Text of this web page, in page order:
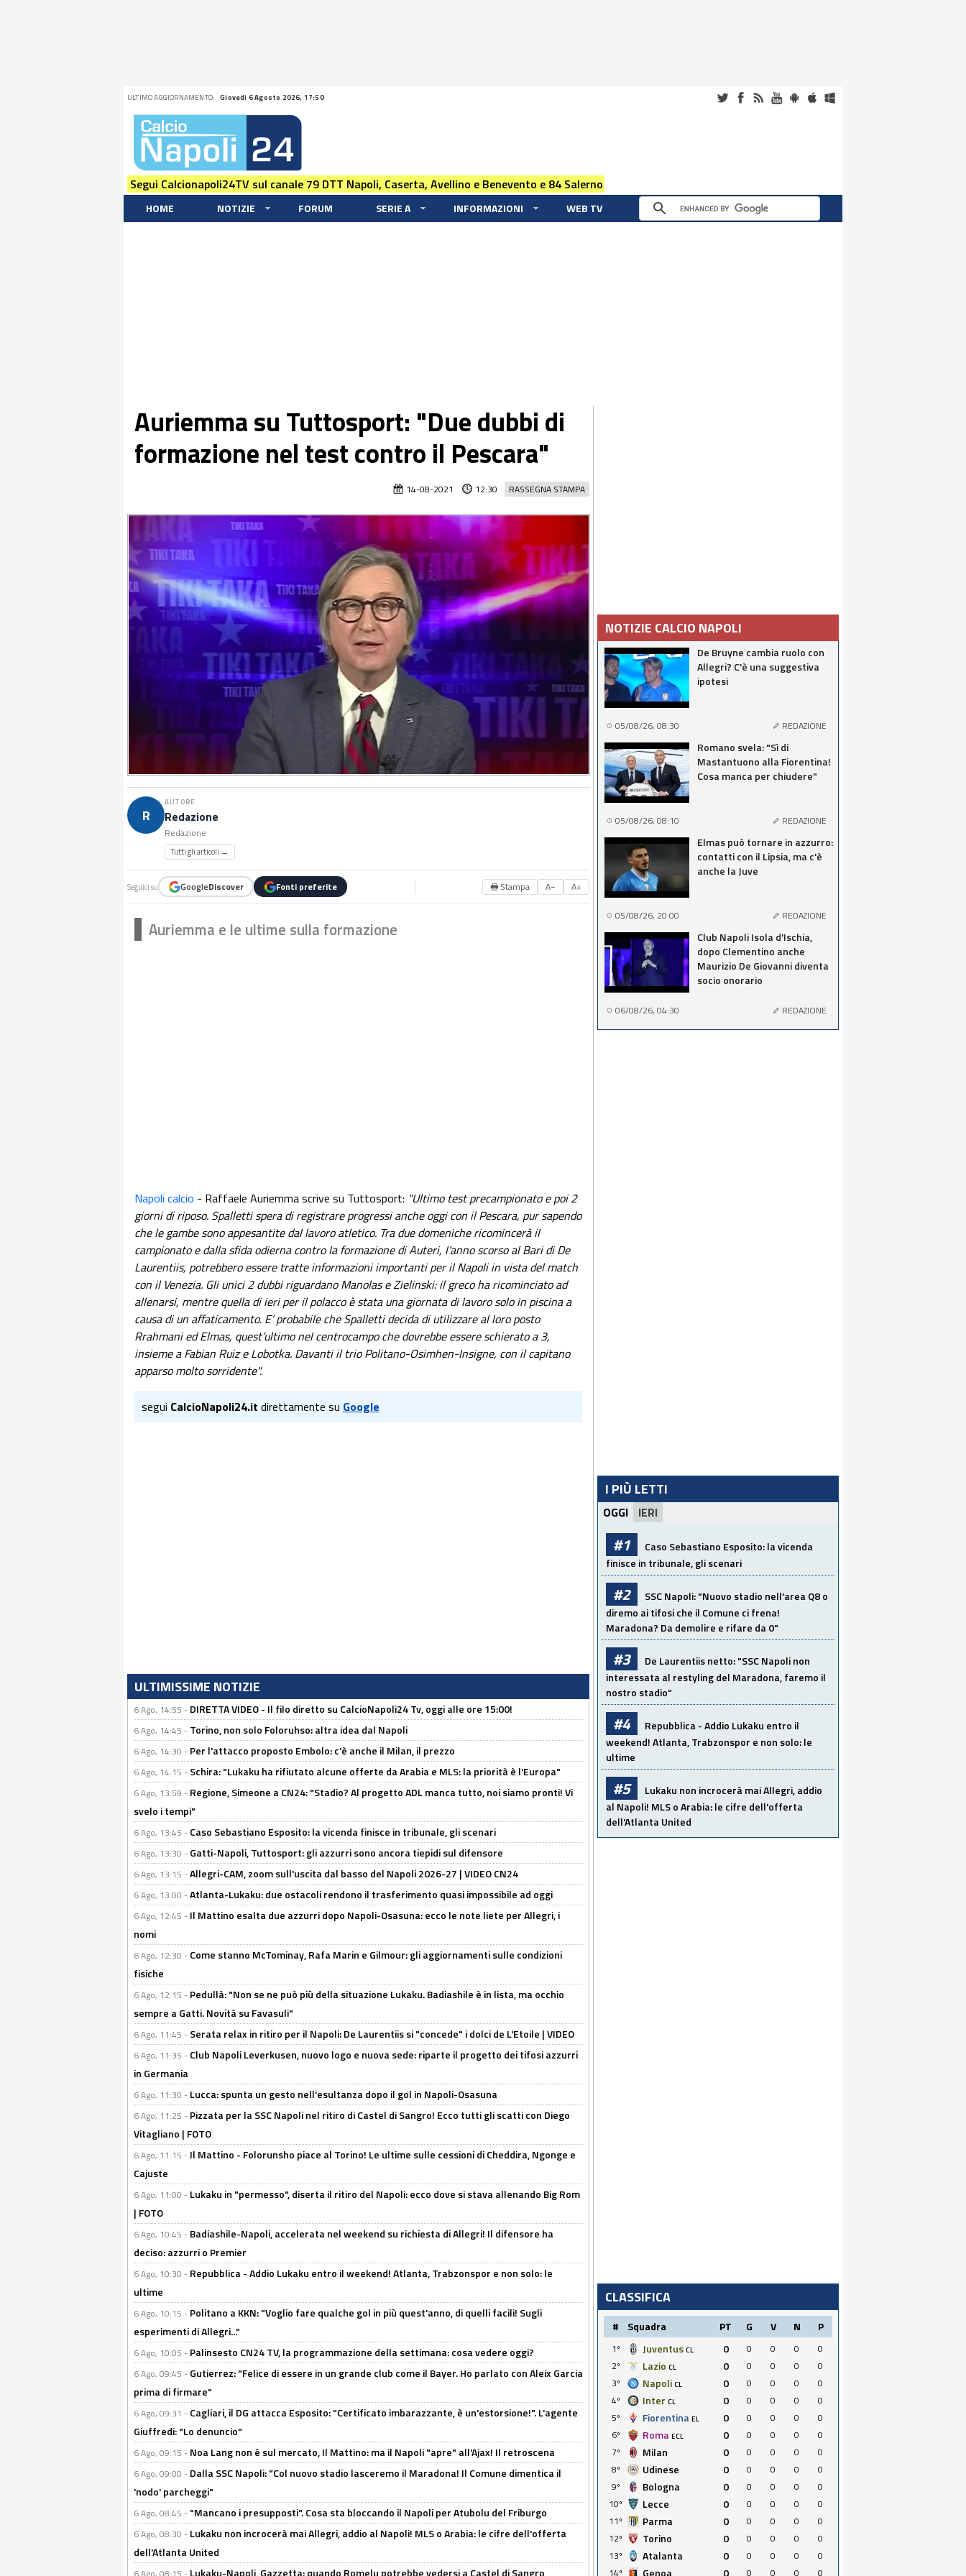
ULTIMO AGGIORNAMENTO: Giovedi 6 Agosto 2026, 17:50
Segui Calcionapoli24TV sul canale 79 DTT Napoli, Caserta, Avellino e Benevento e 84 Salerno
HOME NOTIZIE FORUM SERIE A INFORMAZIONI WEB TV
Auriemma su Tuttosport: "Due dubbi di
formazione nel test contro il Pescara"
RASSEGNA STAMPA
14-08-2021 12:30
R
AUTORE
Redazione
Redazione
Tutti gli articoli →
Seguici su GoogleDiscover Fonti preferite 🖶 Stampa A− A+
Auriemma e le ultime sulla formazione
Napoli calcio - Raffaele Auriemma scrive su Tuttosport: "Ultimo test precampionato e poi 2
giorni di riposo. Spalletti spera di registrare progressi anche oggi con il Pescara, pur sapendo
che le gambe sono appesantite dal lavoro atletico. Tra due domeniche ricomincerà il
campionato e dalla sfida odierna contro la formazione di Auteri, l’anno scorso al Bari di De
Laurentiis, potrebbero essere tratte informazioni importanti per il Napoli in vista del match
con il Venezia. Gli unici 2 dubbi riguardano Manolas e Zielinski: il greco ha ricominciato ad
allenarsi, mentre quella di ieri per il polacco è stata una giornata di lavoro solo in piscina a
causa di un affaticamento. E’ probabile che Spalletti decida di utilizzare al loro posto
Rrahmani ed Elmas, quest’ultimo nel centrocampo che dovrebbe essere schierato a 3,
insieme a Fabian Ruiz e Lobotka. Davanti il trio Politano-Osimhen-Insigne, con il capitano
apparso molto sorridente".
segui CalcioNapoli24.it direttamente su Google
ULTIMISSIME NOTIZIE
6 Ago, 14:55 - DIRETTA VIDEO - Il filo diretto su CalcioNapoli24 Tv, oggi alle ore 15:00!
6 Ago, 14:45 - Torino, non solo Foloruhso: altra idea dal Napoli
6 Ago, 14:30 - Per l'attacco proposto Embolo: c'è anche il Milan, il prezzo
6 Ago, 14:15 - Schira: "Lukaku ha rifiutato alcune offerte da Arabia e MLS: la priorità è l'Europa"
6 Ago, 13:59 - Regione, Simeone a CN24: "Stadio? Al progetto ADL manca tutto, noi siamo pronti! Vi
svelo i tempi"
6 Ago, 13:45 - Caso Sebastiano Esposito: la vicenda finisce in tribunale, gli scenari
6 Ago, 13:30 - Gatti-Napoli, Tuttosport: gli azzurri sono ancora tiepidi sul difensore
6 Ago, 13:15 -Allegri-CAM, zoom sull'uscita dal basso del Napoli 2026-27 | VIDEO CN24
6 Ago, 13:00 -Atlanta-Lukaku: due ostacoli rendono il trasferimento quasi impossibile ad oggi
6 Ago, 12:45 - Il Mattino esalta due azzurri dopo Napoli-Osasuna: ecco le note liete per Allegri, i
nomi
6 Ago, 12:30 - Come stanno McTominay, Rafa Marin e Gilmour: gli aggiornamenti sulle condizioni
fisiche
6 Ago, 12:15 - Pedullà: "Non se ne può più della situazione Lukaku. Badiashile è in lista, ma occhio
sempre a Gatti. Novità su Favasuli"
6 Ago, 11:45 - Serata relax in ritiro per il Napoli: De Laurentiis si "concede" i dolci de L'Etoile | VIDEO
6 Ago, 11:35 - Club Napoli Leverkusen, nuovo logo e nuova sede: riparte il progetto dei tifosi azzurri
in Germania
6 Ago, 11:30 - Lucca: spunta un gesto nell'esultanza dopo il gol in Napoli-Osasuna
6 Ago, 11:25 - Pizzata per la SSC Napoli nel ritiro di Castel di Sangro! Ecco tutti gli scatti con Diego
Vitagliano | FOTO
6 Ago, 11:15 - Il Mattino - Folorunsho piace al Torino! Le ultime sulle cessioni di Cheddira, Ngonge e
Cajuste
6 Ago, 11:00 - Lukaku in "permesso", diserta il ritiro del Napoli: ecco dove si stava allenando Big Rom
| FOTO
6 Ago, 10:45 - Badiashile-Napoli, accelerata nel weekend su richiesta di Allegri! Il difensore ha
deciso: azzurri o Premier
6 Ago, 10:30 - Repubblica - Addio Lukaku entro il weekend! Atlanta, Trabzonspor e non solo: le
ultime
6 Ago, 10:15 - Politano a KKN: "Voglio fare qualche gol in più quest'anno, di quelli facili! Sugli
esperimenti di Allegri..."
6 Ago, 10:05 - Palinsesto CN24 TV, la programmazione della settimana: cosa vedere oggi?
6 Ago, 09:45 - Gutierrez: "Felice di essere in un grande club come il Bayer. Ho parlato con Aleix Garcia
prima di firmare"
6 Ago, 09:31 - Cagliari, il DG attacca Esposito: "Certificato imbarazzante, è un'estorsione!". L'agente
Giuffredi: "Lo denuncio"
6 Ago, 09:15 - Noa Lang non è sul mercato, Il Mattino: ma il Napoli "apre" all'Ajax! Il retroscena
6 Ago, 09:00 - Dalla SSC Napoli: "Col nuovo stadio lasceremo il Maradona! Il Comune dimentica il
'nodo' parcheggi"
6 Ago, 08:45 - "Mancano i presupposti". Cosa sta bloccando il Napoli per Atubolu del Friburgo
6 Ago, 08:30 - Lukaku non incrocerà mai Allegri, addio al Napoli! MLS o Arabia: le cifre dell'offerta
dell'Atlanta United
Lukaku-Napoli, Gazzetta: quando Romelu potrebbe vedersi a Castel di Sangro
NOTIZIE CALCIO NAPOLI
De Bruyne cambia ruolo con
Allegri? C'è una suggestiva
ipotesi
05/08/26, 08:30 REDAZIONE
Romano svela: "Sì di
Mastantuono alla Fiorentina!
Cosa manca per chiudere"
05/08/26, 08:10 REDAZIONE
Elmas può tornare in azzurro:
contatti con il Lipsia, ma c'è
anche la Juve
05/08/26, 20:00 REDAZIONE
Club Napoli Isola d'Ischia,
dopo Clementino anche
Maurizio De Giovanni diventa
socio onorario
06/08/26, 04:30 REDAZIONE
I PIÙ LETTI
OGGI IERI
#1
Caso Sebastiano Esposito: la vicenda
finisce in tribunale, gli scenari
#2
SSC Napoli: "Nuovo stadio nell'area Q8 o
diremo ai tifosi che il Comune ci frena!
Maradona? Da demolire e rifare da 0"
#3
De Laurentiis netto: "SSC Napoli non
interessata al restyling del Maradona, faremo il
nostro stadio"
#4
Repubblica - Addio Lukaku entro il
weekend! Atlanta, Trabzonspor e non solo: le
ultime
#5
Lukaku non incrocerà mai Allegri, addio
al Napoli! MLS o Arabia: le cifre dell'offerta
dell'Atlanta United
CLASSIFICA
# Squadra PT G V N P
1º Juventus CL 0 0 0 0
0
2º
Lazio CL 0 0 0 0
0
3º
Napoli CL 0 0 0 0
0
4º
Inter CL 0 0 0 0
0
5º
Fiorentina EL 0 0 0 0
0
6º
Roma ECL 0 0 0 0
0
7º
Milan 0 0 0 0
0
8º
Udinese 0 0 0 0
0
9º
Bologna 0 0 0 0
0
10º
Lecce 0 0 0 0
0
11º
Parma 0 0 0 0
0
12º
Torino 0 0 0 0
0
13º
Atalanta 0 0 0 0
0
14º
Genoa 0 0 0 0 0